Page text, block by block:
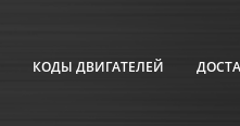
КОДЫ ДВИГАТЕЛЕЙ